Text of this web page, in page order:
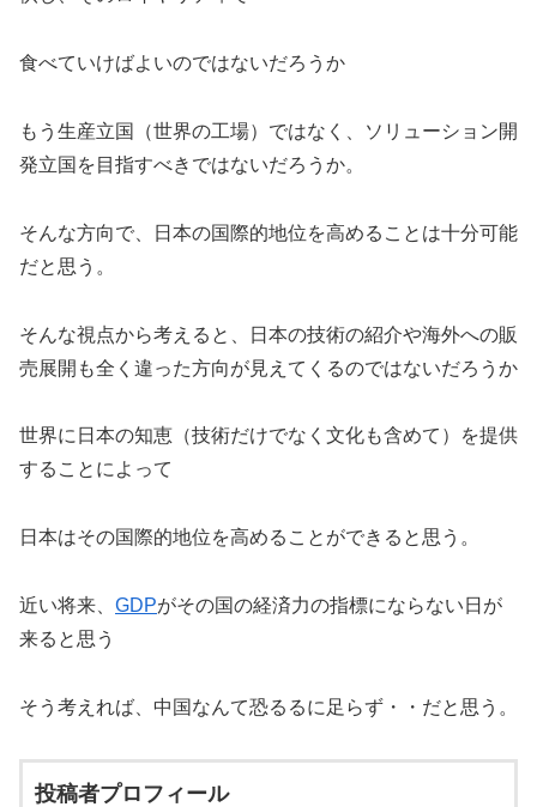
食べていけばよいのではないだろうか
もう生産立国（世界の工場）ではなく、ソリューション開
発立国を目指すべきではないだろうか。
そんな方向で、日本の国際的地位を高めることは十分可能
だと思う。
そんな視点から考えると、日本の技術の紹介や海外への販
売展開も全く違った方向が見えてくるのではないだろうか
世界に日本の知恵（技術だけでなく文化も含めて）を提供
することによって
日本はその国際的地位を高めることができると思う。
近い将来、 GDPがその国の経済力の指標にならない日が
来ると思う
そう考えれば、中国なんて恐るるに足らず・・だと思う。
投稿者プロフィール